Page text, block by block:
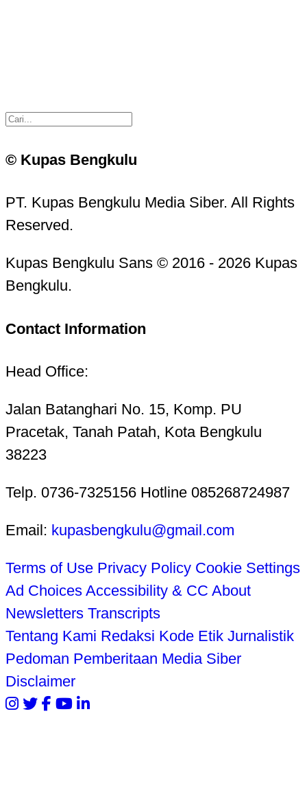
© Kupas Bengkulu
PT. Kupas Bengkulu Media Siber. All Rights
Reserved.
Kupas Bengkulu Sans © 2016 - 2026 Kupas
Bengkulu.
Contact Information
Head Office:
Jalan Batanghari No. 15, Komp. PU
Pracetak, Tanah Patah, Kota Bengkulu
38223
Telp. 0736-7325156 Hotline 085268724987
Email: kupasbengkulu@gmail.com
Terms of Use Privacy Policy Cookie Settings
Ad Choices Accessibility & CC About
Newsletters Transcripts
Tentang Kami Redaksi Kode Etik Jurnalistik
Pedoman Pemberitaan Media Siber
Disclaimer